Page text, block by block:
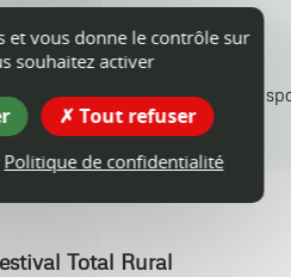
les concerts, événements
SEPT.
Total Rural
et vous donne le contrôle sur
souhaitez activer
Tout refuser
Politique de confidentialité